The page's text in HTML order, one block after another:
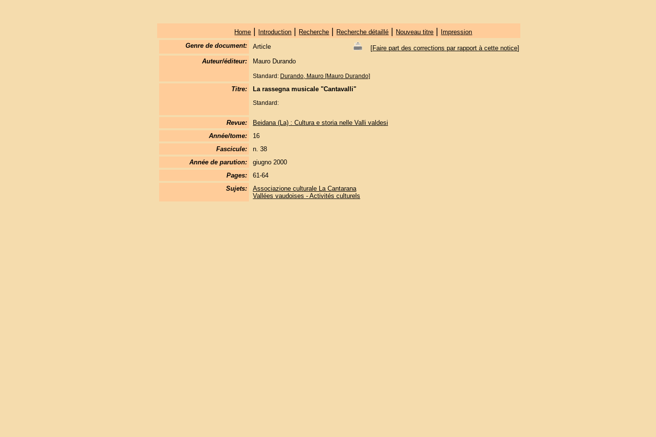
Home | Introduction | Recherche | Recherche détaillé | Nouveau titre |
Impression
Genre de document:
Article [Faire part des corrections par rapport à cette notice]
Auteur/éditeur:
Mauro Durando
Standard: Durando, Mauro [Mauro Durando]
Titre: La rassegna musicale "Cantavalli"
Standard:
Revue:
Beidana (La) : Cultura e storia nelle Valli valdesi
Année/tome:
16
Fascicule:
n. 38
Année de parution:
giugno 2000
Pages:
61-64
Sujets:
Associazione culturale La Cantarana
Vallées vaudoises - Activités culturels